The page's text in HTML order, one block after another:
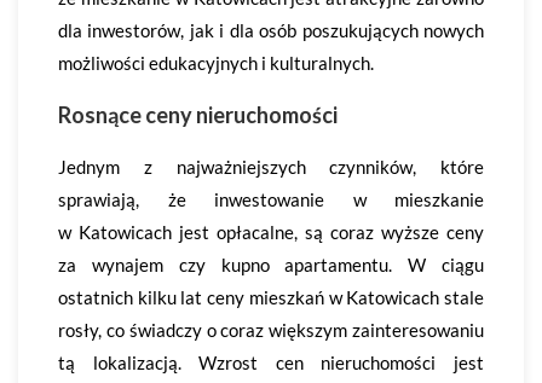
dla inwestorów, jak i dla osób poszukujących nowych
możliwości edukacyjnych i kulturalnych.
Rosnące ceny nieruchomości
Jednym z najważniejszych czynników, które
sprawiają, że inwestowanie w mieszkanie
w Katowicach jest opłacalne, są coraz wyższe ceny
za wynajem czy kupno apartamentu. W ciągu
ostatnich kilku lat ceny mieszkań w Katowicach stale
rosły, co świadczy o coraz większym zainteresowaniu
tą lokalizacją. Wzrost cen nieruchomości jest